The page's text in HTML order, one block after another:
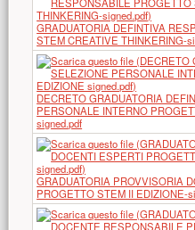
GRADUATORIA DEFINTIVA
STEM CREATIVE THINKERING-
DECRETO GRADUATORIA
PERSONALE INTERNO
signed.pdf
GRADUATORIA PROVVISORIA
PROGETTO STEM II EDIZIONE-